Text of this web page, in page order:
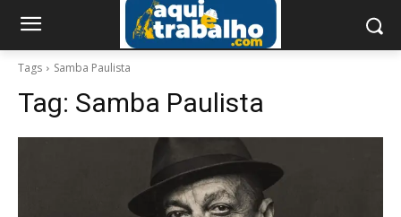
Tags Samba Paulista
Tag: Samba Paulista